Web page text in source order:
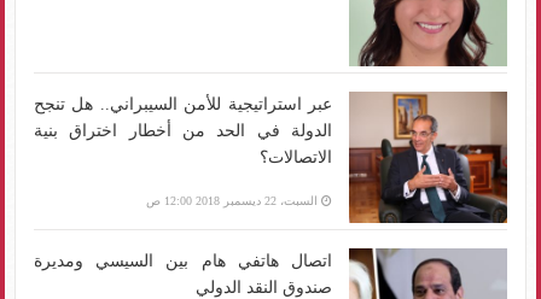
عبر استراتيجية للأمن السيبراني.. هل تنجح
الدولة في الحد من أخطار اختراق بنية
الاتصالات؟
السبت، 22 ديسمبر 2018 12:00 ص
اتصال هاتفي هام بين السيسي ومديرة
صندوق النقد الدولي